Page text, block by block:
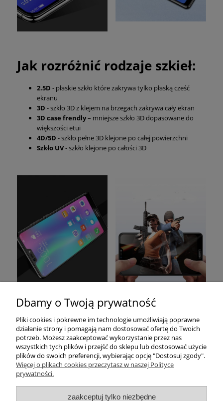
Jak rozróżnić rodzaje szkieł:
2.5D - płaskie szkło które zakrywa tylko płaską cześć
ekranu
3D - szkło 3D z klejem na brzegach zakrywa cały ekran
3D case frendly– mniejsze szkło 3D dopasowane do
większości etui
4D/5D - szkło pełne 3D klejone po całej powierzchni
Szkło UV- szkło klejone po całości 3D
Pomoc
Moje konto
Płatności i dostawa
Dbamy o Twoją prywatność
Pliki cookies i pokrewne im technologie umożliwiają poprawne
działanie strony i pomagają nam dostosować ofertę do Twoich
potrzeb. Możesz zaakceptować wykorzystanie przez nas
wszystkich tych plików i przejść do sklepu lub dostosować użycie
plików do swoich preferencji, wybierając opcję "Dostosuj zgody".
Więcej o plikach cookies przeczytasz w naszej Polityce
prywatności.
zaakceptuj tylko niezbędne